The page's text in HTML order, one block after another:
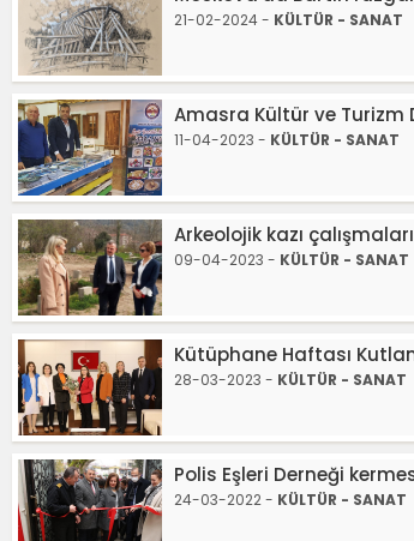
21-02-2024 - KÜLTÜR - SANAT
Amasra Kültür ve Turizm
11-04-2023 - KÜLTÜR - SANAT
Arkeolojik kazı
09-04-2023 - KÜLTÜR - SANAT
Kütüphane Haftası
28-03-2023 - KÜLTÜR - SANAT
Polis Eşleri Derneği kermes
24-03-2022 - KÜLTÜR - SANAT